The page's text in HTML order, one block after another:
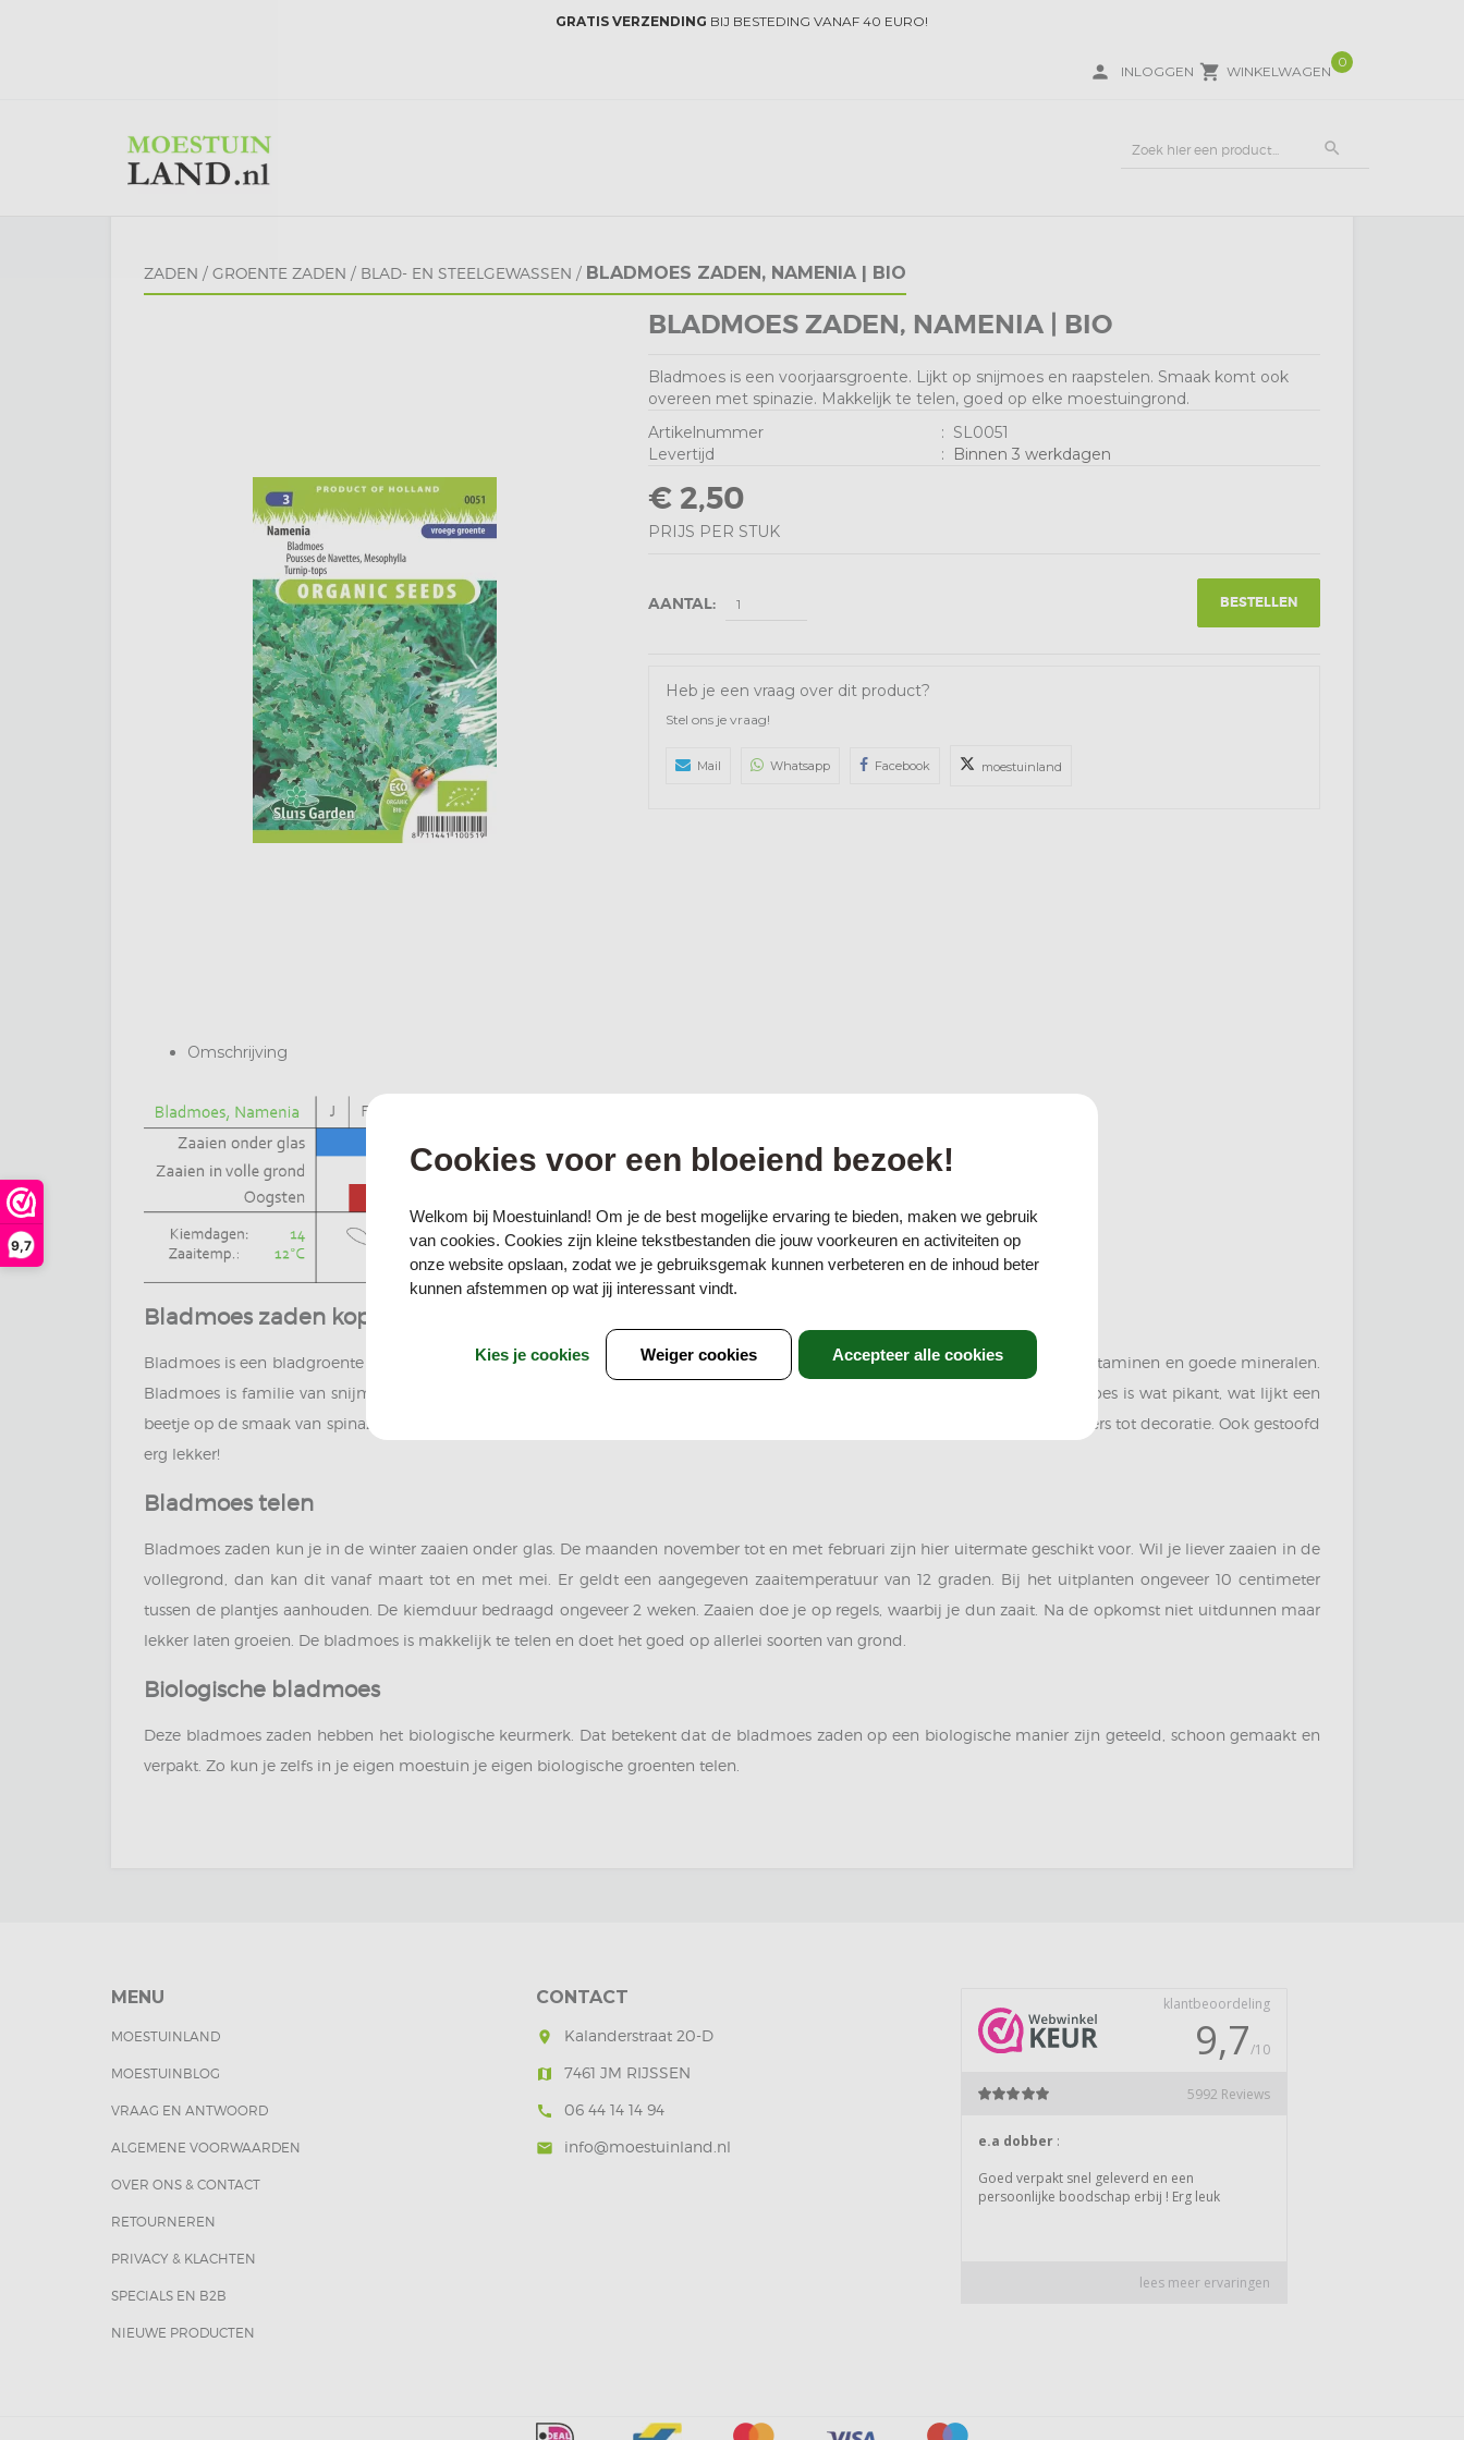
9,7
GRATIS VERZENDING BIJ BESTEDING VANAF 40 EURO!
local_grocery_store WINKELWAGEN
0
person INLOGGEN
search
ZADEN / GROENTE ZADEN / BLAD- EN STEELGEWASSEN / BLADMOES ZADEN, NAMENIA | BIO
BLADMOES ZADEN, NAMENIA | BIO
Bladmoes is een voorjaarsgroente. Lijkt op snijmoes en raapstelen. Smaak komt ook
overeen met spinazie. Makkelijk te telen, goed op elke moestuingrond.
Artikelnummer
: SL0051
Levertijd
: Binnen 3 werkdagen
€ 2,50
PRIJS PER STUK
AANTAL: BESTELLEN
Heb je een vraag over dit product?
Stel ons je vraag!
Mail Whatsapp Facebook moestuinland
Omschrijving
Bladmoes zaden kopen
Bladmoes is een bladgroente die niet heel erg bekend is. Jammer eigenlijk, want bladmoes is erg lekker en zit tevens vol met vitaminen en goede mineralen.
Bladmoes is familie van snijmoes alleen is bladmoes iets grover. Ook komt het overeen met raapstelen. De smaak van bladmoes is wat pikant, wat lijkt een
beetje op de smaak van spinazie. Bladmoes is in zijn geheel te eten, van het blad tot de bladstelen. Van rauw tot gekookt, van vers tot decoratie. Ook gestoofd
erg lekker!
Bladmoes telen
Bladmoes zaden kun je in de winter zaaien onder glas. De maanden november tot en met februari zijn hier uitermate geschikt voor. Wil je liever zaaien in de
vollegrond, dan kan dit vanaf maart tot en met mei. Er geldt een aangegeven zaaitemperatuur van 12 graden. Bij het uitplanten ongeveer 10 centimeter
tussen de plantjes aanhouden. De kiemduur bedraagd ongeveer 2 weken. Zaaien doe je op regels, waarbij je dun zaait. Na de opkomst niet uitdunnen maar
lekker laten groeien. De bladmoes is makkelijk te telen en doet het goed op allerlei soorten van grond.
Biologische bladmoes
Deze bladmoes zaden hebben het biologische keurmerk. Dat betekent dat de bladmoes zaden op een biologische manier zijn geteeld, schoon gemaakt en
verpakt. Zo kun je zelfs in je eigen moestuin je eigen biologische groenten telen.
MENU
MOESTUINLAND
MOESTUINBLOG
VRAAG EN ANTWOORD
ALGEMENE VOORWAARDEN
OVER ONS & CONTACT
RETOURNEREN
PRIVACY & KLACHTEN
SPECIALS EN B2B
NIEUWE PRODUCTEN
CONTACT
room Kalanderstraat 20-D
map 7461 JM RIJSSEN
call 06 44 14 14 94
mail info@moestuinland.nl
Cookies voor een bloeiend bezoek!
Welkom bij Moestuinland! Om je de best mogelijke ervaring te bieden, maken we gebruik
van cookies. Cookies zijn kleine tekstbestanden die jouw voorkeuren en activiteiten op
onze website opslaan, zodat we je gebruiksgemak kunnen verbeteren en de inhoud beter
kunnen afstemmen op wat jij interessant vindt.
Accepteer alle cookies
Kies je cookies Weiger cookies